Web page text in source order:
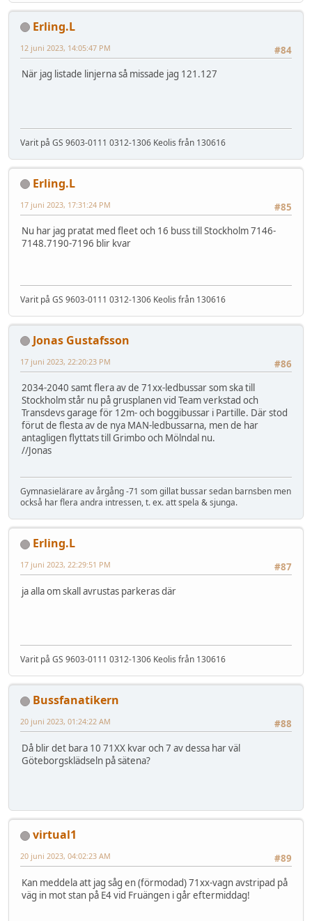
Erling.L
#84
12 juni 2023, 14:05:47 PM
När jag listade linjerna så missade jag 121.127
Varit på GS 9603-0111 0312-1306 Keolis från 130616
Erling.L
#85
17 juni 2023, 17:31:24 PM
Nu har jag pratat med fleet och 16 buss till Stockholm 7146-
7148.7190-7196 blir kvar
Varit på GS 9603-0111 0312-1306 Keolis från 130616
Jonas Gustafsson
#86
17 juni 2023, 22:20:23 PM
2034-2040 samt flera av de 71xx-ledbussar som ska till
Stockholm står nu på grusplanen vid Team verkstad och
Transdevs garage för 12m- och boggibussar i Partille. Där stod
förut de flesta av de nya MAN-ledbussarna, men de har
antagligen flyttats till Grimbo och Mölndal nu.
//Jonas
Gymnasielärare av årgång -71 som gillat bussar sedan barnsben men
också har flera andra intressen, t. ex. att spela & sjunga.
Erling.L
#87
17 juni 2023, 22:29:51 PM
ja alla om skall avrustas parkeras där
Varit på GS 9603-0111 0312-1306 Keolis från 130616
Bussfanatikern
#88
20 juni 2023, 01:24:22 AM
Då blir det bara 10 71XX kvar och 7 av dessa har väl
Göteborgsklädseln på sätena?
virtual1
#89
20 juni 2023, 04:02:23 AM
Kan meddela att jag såg en (förmodad) 71xx-vagn avstripad på
väg in mot stan på E4 vid Fruängen i går eftermiddag!